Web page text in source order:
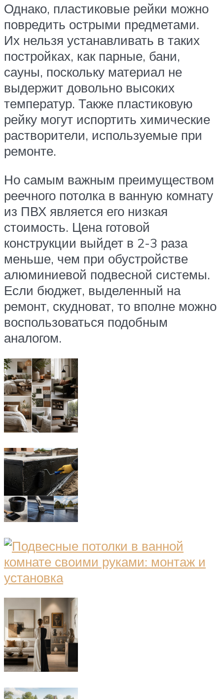
Однако, пластиковые рейки можно
повредить острыми предметами.
Их нельзя устанавливать в таких
постройках, как парные, бани,
сауны, поскольку материал не
выдержит довольно высоких
температур. Также пластиковую
рейку могут испортить химические
растворители, используемые при
ремонте.
Но самым важным преимуществом
реечного потолка в ванную комнату
из ПВХ является его низкая
стоимость. Цена готовой
конструкции выйдет в 2-3 раза
меньше, чем при обустройстве
алюминиевой подвесной системы.
Если бюджет, выделенный на
ремонт, скудноват, то вполне можно
воспользоваться подобным
аналогом.